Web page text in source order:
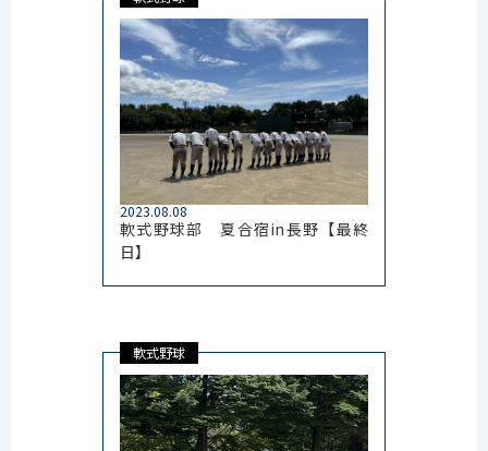
2023.08.08
軟式野球部 夏合宿in長野【最終
日】
軟式野球